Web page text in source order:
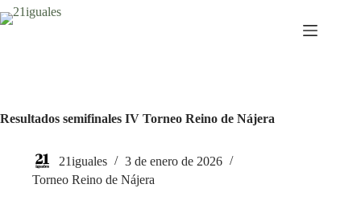
Saltar
al
Resultados semifinales IV Torneo Reino de Nájera
21iguales
3 de enero de 2026
Torneo Reino de Nájera